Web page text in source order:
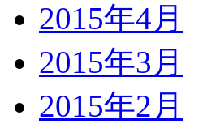
2015年4月
2015年3月
2015年2月